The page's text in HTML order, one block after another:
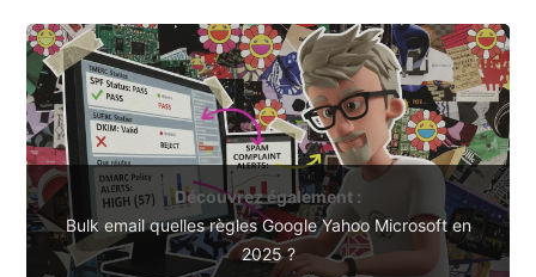
Découvrez également :
Bulk email quelles règles Google Yahoo Microsoft en
2025 ?